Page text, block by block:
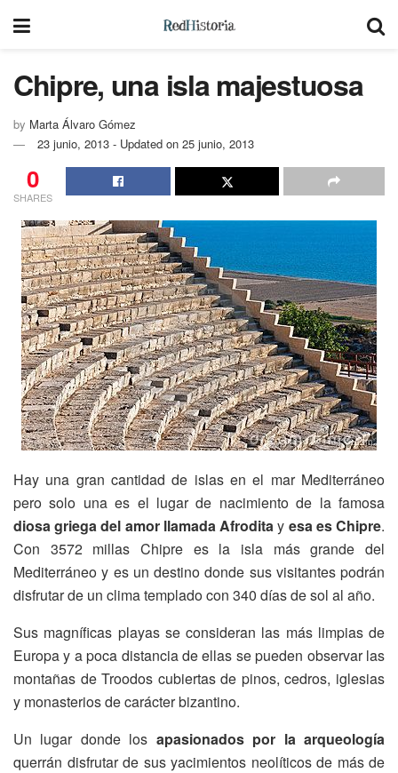
Chipre, una isla majestuosa
by Marta Álvaro Gómez
23 junio, 2013 - Updated on 25 junio, 2013
0
SHARES
Hay una gran cantidad de islas en el mar Mediterráneo
pero solo una es el lugar de nacimiento de la famosa
diosa griega del amor llamada Afroditay esa es Chipre.
Con 3572 millas Chipre es la isla más grande del
Mediterráneo y es un destino donde sus visitantes podrán
disfrutar de un clima templado con 340 días de sol al año.
Sus magníficas playas se consideran las más limpias de
Europa y a poca distancia de ellas se pueden observar las
montañas de Troodos cubiertas de pinos, cedros, iglesias
y monasterios de carácter bizantino.
Un lugar donde los apasionados por la arqueología
querrán disfrutar de sus yacimientos neolíticos de más de